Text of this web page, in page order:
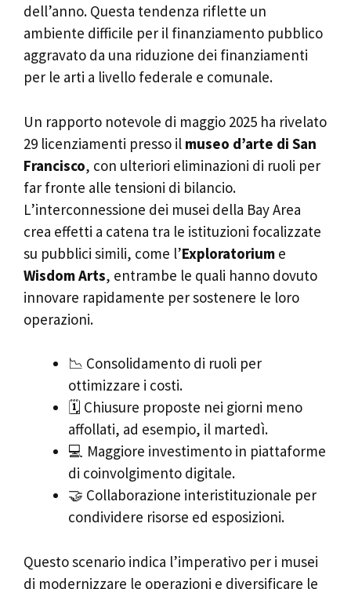
dell’anno. Questa tendenza riflette un
ambiente difficile per il finanziamento pubblico
aggravato da una riduzione dei finanziamenti
per le arti a livello federale e comunale.
Un rapporto notevole di maggio 2025 ha rivelato
29 licenziamenti presso il museo d’arte di San
Francisco, con ulteriori eliminazioni di ruoli per
far fronte alle tensioni di bilancio.
L’interconnessione dei musei della Bay Area
crea effetti a catena tra le istituzioni focalizzate
su pubblici simili, come l’Exploratorium e
Wisdom Arts, entrambe le quali hanno dovuto
innovare rapidamente per sostenere le loro
operazioni.
📉 Consolidamento di ruoli per
ottimizzare i costi.
🗓 Chiusure proposte nei giorni meno
affollati, ad esempio, il martedì.
💻 Maggiore investimento in piattaforme
di coinvolgimento digitale.
🤝 Collaborazione interistituzionale per
condividere risorse ed esposizioni.
Questo scenario indica l’imperativo per i musei
di modernizzare le operazioni e diversificare le